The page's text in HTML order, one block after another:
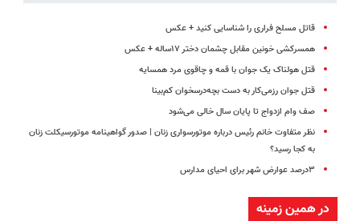
قاتل مسلح فراری را شناسایی کنید + عکس
همسرکشی خونین مقابل چشمان دختر ۱۷ساله + عکس
قتل هولناک یک جوان با قمه و چاقوی مرد همسایه
قتل جوان رزمی‌کار به دست بچه‌درسخوان کم‌بینا
صف وام ازدواج تا پایان سال خالی می‌شود
نظر متفاوت خانم رئیس درباره موتورسواری زنان | صدور گواهینامه موتورسیکلت زنان
به کجا رسید؟
۳درصد عوارض شهر برای احیای مدارس
در همین زمینه